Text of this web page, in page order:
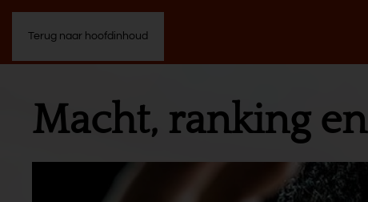
Terug naar hoofdinhoud
Macht, ranking